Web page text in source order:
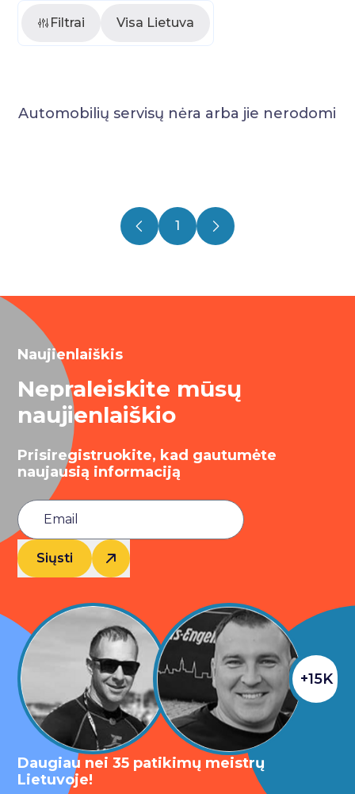
Filtrai Visa Lietuva
Automobilių servisų nėra arba jie nerodomi
1
Naujienlaiškis
Nepraleiskite mūsų
naujienlaiškio
Prisiregistruokite, kad gautumėte
naujausią informaciją
Siųsti
+15K
Daugiau nei 35 patikimų meistrų
Lietuvoje!